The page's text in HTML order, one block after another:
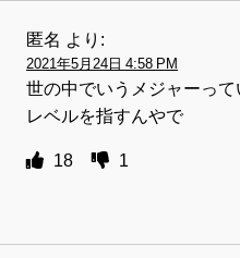
匿名 より:
2021年5月24日 4:58 PM
世の中でいうメジャーっ
レベルを指すんやで
18 1